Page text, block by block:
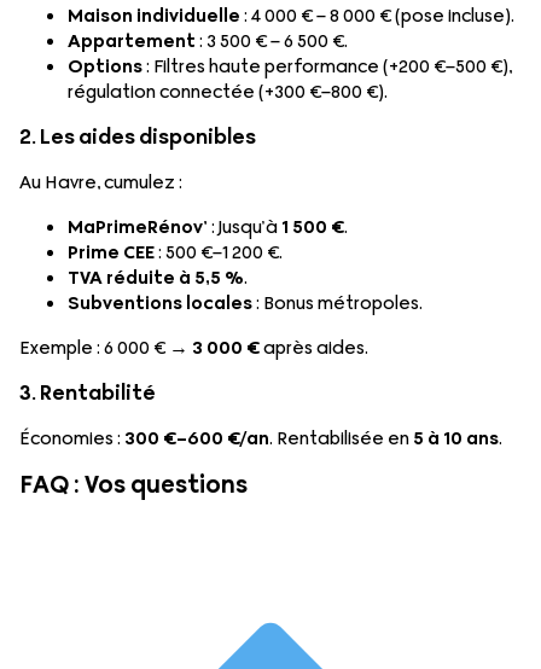
Maison individuelle: 4 000 € – 8 000 € (pose incluse).
Appartement: 3 500 € – 6 500 €.
Options: Filtres haute performance (+200 €–500 €),
régulation connectée (+300 €–800 €).
2. Les aides disponibles
Au Havre, cumulez :
MaPrimeRénov’: Jusqu’à1 500 €.
Prime CEE: 500 €–1 200 €.
TVA réduite à 5,5 %.
Subventions locales: Bonus métropoles.
Exemple : 6 000 € → 3 000 €après aides.
3. Rentabilité
Économies : 300 €–600 €/an. Rentabilisée en5 à 10 ans.
FAQ : Vos questions